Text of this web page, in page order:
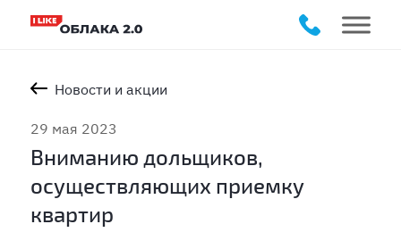
Новости и акции
29 мая 2023
Вниманию дольщиков,
осуществляющих приемку
квартир